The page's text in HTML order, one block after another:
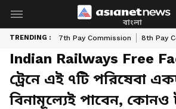
বাংলা
TRENDING : 7th Pay Commission 8th Pay
Indian Railways Free
ট্রেনে এই ৭টি পরিষেবা
বিনামূল্যেই পাবেন, কোনও